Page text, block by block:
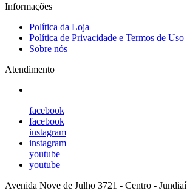
Informações
Política da Loja
Política de Privacidade e Termos de Uso
Sobre nós
Atendimento
facebook
facebook
instagram
instagram
youtube
youtube
Avenida Nove de Julho 3721 - Centro - Jundiaí